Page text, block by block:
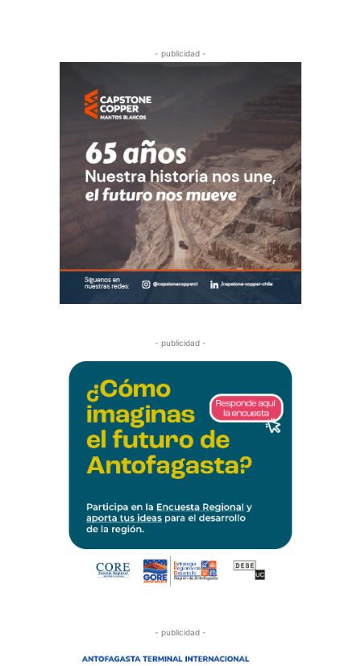
- publicidad -
- publicidad -
- publicidad -